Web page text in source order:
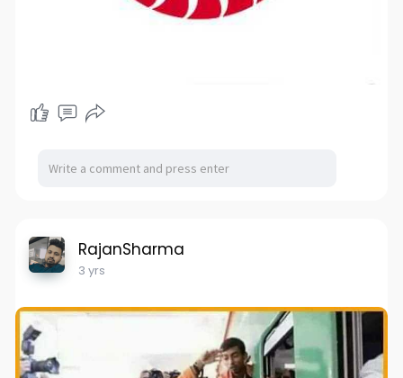
RajanSharma
3 yrs